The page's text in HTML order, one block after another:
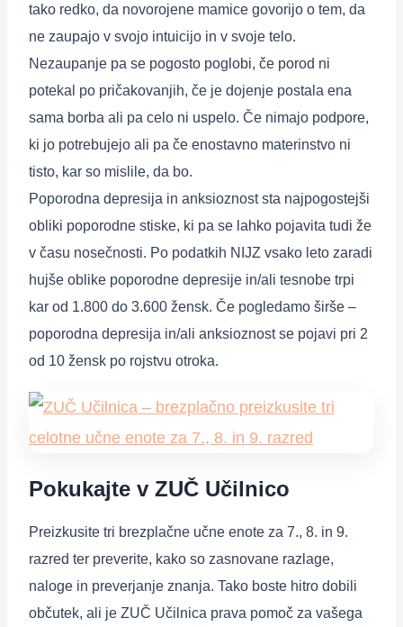
tako redko, da novorojene mamice govorijo o tem, da
ne zaupajo v svojo intuicijo in v svoje telo.
Nezaupanje pa se pogosto poglobi, če porod ni
potekal po pričakovanjih, če je dojenje postala ena
sama borba ali pa celo ni uspelo. Če nimajo podpore,
ki jo potrebujejo ali pa če enostavno materinstvo ni
tisto, kar so mislile, da bo.
Poporodna depresija in anksioznost sta najpogostejši
obliki poporodne stiske, ki pa se lahko pojavita tudi že
v času nosečnosti. Po podatkih NIJZ vsako leto zaradi
hujše oblike poporodne depresije in/ali tesnobe trpi
kar od 1.800 do 3.600 žensk. Če pogledamo širše –
poporodna depresija in/ali anksioznost se pojavi pri 2
od 10 žensk po rojstvu otroka.
Pokukajte v ZUČ Učilnico
Preizkusite tri brezplačne učne enote za 7., 8. in 9.
razred ter preverite, kako so zasnovane razlage,
naloge in preverjanje znanja. Tako boste hitro dobili
občutek, ali je ZUČ Učilnica prava pomoč za vašega